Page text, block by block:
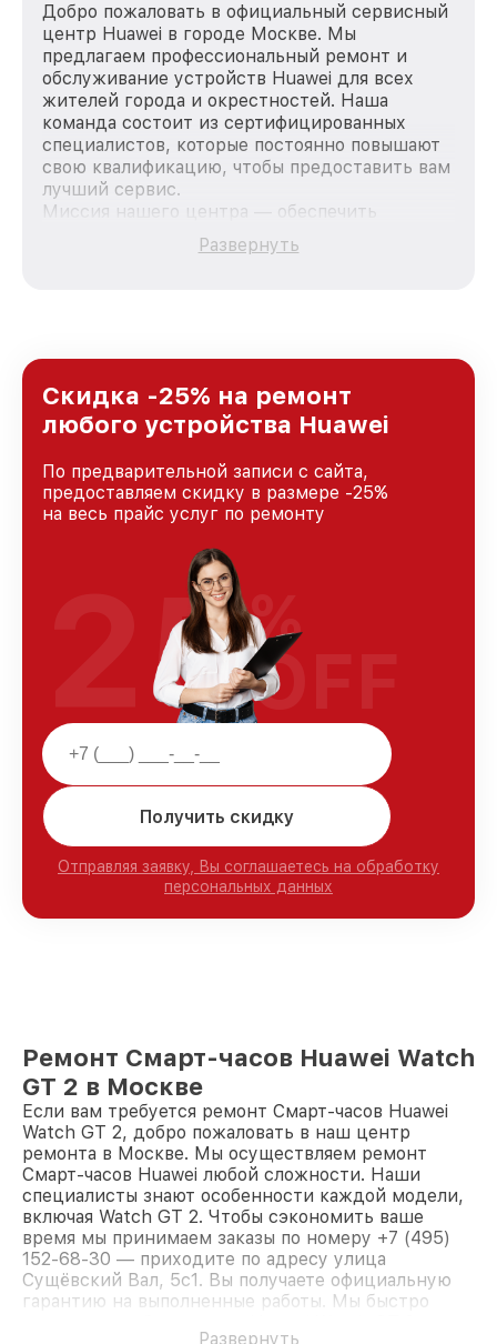
Добро пожаловать в официальный сервисный
центр Huawei в городе Москве. Мы
предлагаем профессиональный ремонт и
обслуживание устройств Huawei для всех
жителей города и окрестностей. Наша
команда состоит из сертифицированных
специалистов, которые постоянно повышают
свою квалификацию, чтобы предоставить вам
лучший сервис.
Миссия нашего центра — обеспечить
качественный и доступный ремонт для
каждого пользователя продукции Huawei, вне
Москве, постоянно повышая уровень доверия
и лояльности наших клиентов.
Развернуть
Скидка -25% на ремонт
любого устройства Huawei
По предварительной записи с сайта,
предоставляем скидку в размере -25%
на весь прайс услуг по ремонту
Получить скидку
Отправляя заявку, Вы соглашаетесь на обработку
персональных данных
25%
OFF
Ремонт Смарт-часов Huawei Watch
GT 2 в Москве
Если вам требуется ремонт Смарт-часов Huawei
Watch GT 2, добро пожаловать в наш центр
ремонта в Москве. Мы осуществляем ремонт
Смарт-часов Huawei любой сложности. Наши
специалисты знают особенности каждой модели,
включая Watch GT 2. Чтобы сэкономить ваше
время мы принимаем заказы по номеру +7 (495)
152-68-30 — приходите по адресу улица
Сущёвский Вал, 5с1. Вы получаете официальную
гарантию на выполненные работы. Мы быстро
Развернуть